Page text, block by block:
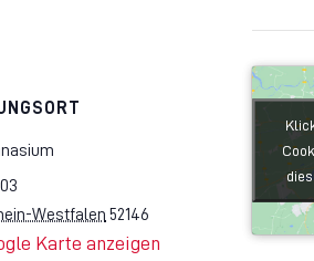
Westfalen 52146
Karte anzeigen